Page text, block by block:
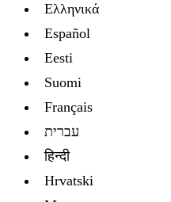
Ελληνικά
Español
Eesti
Suomi
Français
עברית
हिन्दी
Hrvatski